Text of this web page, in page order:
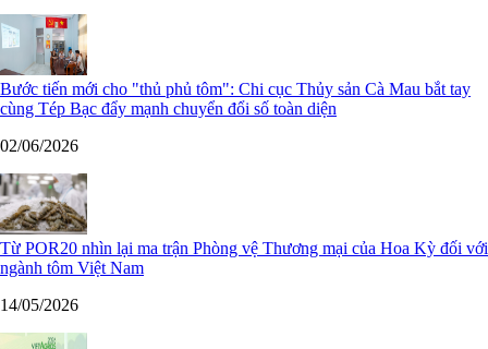
Bước tiến mới cho "thủ phủ tôm": Chi cục Thủy sản Cà Mau bắt tay
cùng Tép Bạc đẩy mạnh chuyển đổi số toàn diện
02/06/2026
Từ POR20 nhìn lại ma trận Phòng vệ Thương mại của Hoa Kỳ đối với
ngành tôm Việt Nam
14/05/2026